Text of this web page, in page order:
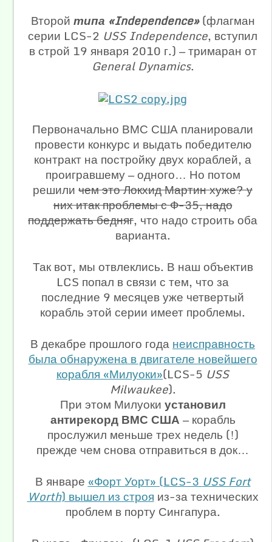
Второй типа «Independence»(флагман
серии LCS-2 USS Independence, вступил
в строй 19 января 2010 г.) — тримаран от
General Dynamics.
Первоначально ВМС США планировали
провести конкурс и выдать победителю
контракт на постройку двух кораблей, а
проигравшему — одного… Но потом
решили чем это Локхид Мартин хуже? у
них итак проблемы с Ф-35, надо
поддержать бедняг, что надо строить оба
варианта.
Так вот, мы отвлеклись. В наш объектив
LCS попал в связи с тем, что за
последние 9 месяцев уже четвертый
корабль этой серии имеет проблемы.
В декабре прошлого годанеисправность
была обнаружена в двигателе новейшего
корабля «Милуоки»(LCS-5 USS
Milwaukee).
При этом Милуоки установил
антирекорд ВМС США — корабль
прослужил меньше трех недель (!)
прежде чем снова отправиться в док…
В январе«Форт Уорт» (LCS-3USS Fort
Worth) вышел из строяиз-за технических
проблем в порту Сингапура.